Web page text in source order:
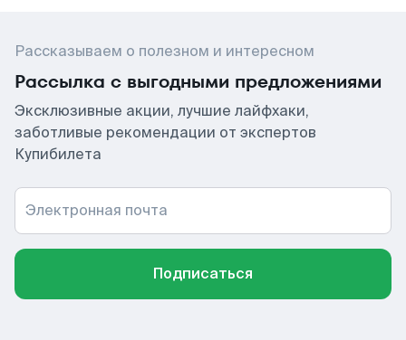
Рассказываем о полезном и интересном
Рассылка с выгодными предложениями
Эксклюзивные акции, лучшие лайфхаки,
заботливые рекомендации от экспертов
Купибилета
Электронная почта
Подписаться